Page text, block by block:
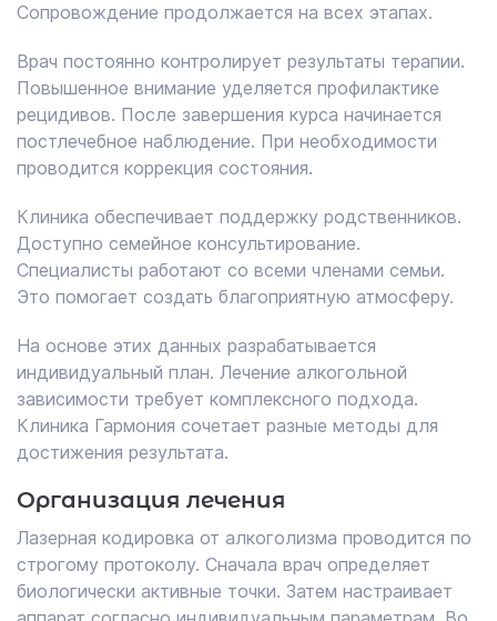
Сопровождение продолжается на всех этапах.
Врач постоянно контролирует результаты терапии.
Повышенное внимание уделяется профилактике
рецидивов. После завершения курса начинается
постлечебное наблюдение. При необходимости
проводится коррекция состояния.
Клиника обеспечивает поддержку родственников.
Доступно семейное консультирование.
Специалисты работают со всеми членами семьи.
Это помогает создать благоприятную атмосферу.
На основе этих данных разрабатывается
индивидуальный план. Лечение алкогольной
зависимости требует комплексного подхода.
Клиника Гармония сочетает разные методы для
достижения результата.
Организация лечения
Лазерная кодировка от алкоголизма проводится по
строгому протоколу. Сначала врач определяет
биологически активные точки. Затем настраивает